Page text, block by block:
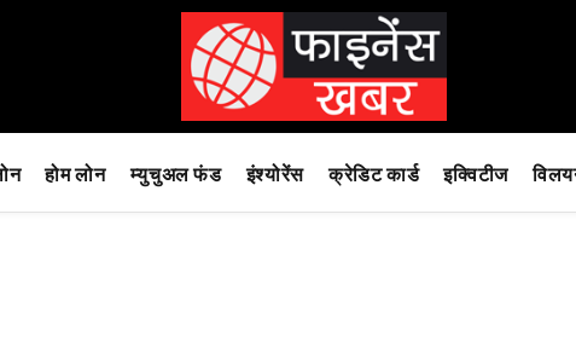
होम लोन म्युचुअल फंड इंश्योरेंस क्रेडिट कार्ड इक्विटीज